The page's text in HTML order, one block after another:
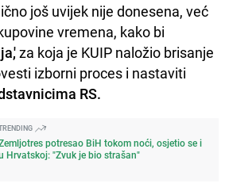
još uvijek nije donesena, već
vremena, kako bi
za koja je KUIP naložio brisanje
izborni proces i nastaviti
RS.
potresao BiH tokom noći, osjetio se i
Hrvatskoj: "Zvuk je bio strašan"